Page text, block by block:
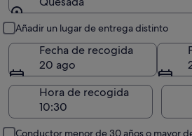
Añadir un lugar de entrega distinto
Fecha de recogida
20 ago
Hora de recogida
Conductor menor de 30 años o mayor